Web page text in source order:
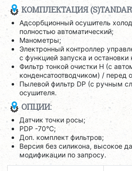
КОМПЛЕКТАЦИЯ
Адсорбционный осушитель
полностью автоматический;
Манометры;
Электронный контроллер
с функцией запуска и
Фильтр тонкой очистки H (с
конденсатоотводчиком) / перед
Пылевой фильтр DP (с ручным
осушителя.
ОПЦИИ:
Датчик точки росы;
PDP -70°C;
Доп. комплект фильтров;
Версия без силикона, высокое
модификации по запросу.